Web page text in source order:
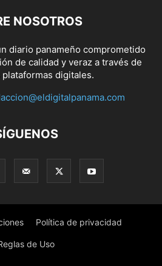
NOSOTROS
diario panameño comprometido
de calidad y veraz a través de
digitales.
Política de privacidad
de Uso